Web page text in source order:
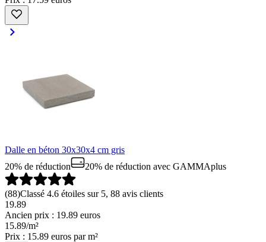
Dalle en béton 30x30x4 cm gris
20% de réduction
20% de réduction avec GAMMAplus
(88)Classé 4.6 étoiles sur 5, 88 avis clients
19.89
Ancien prix : 19.89 euros
15.89/m²
Prix : 15.89 euros par m²